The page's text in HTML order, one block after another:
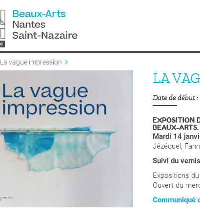
La vague impression
LA
Date de début
EXPOSITION
BEAUX-ARTS.
Mardi 14
Jézéquel,
Suivi du
Expositions
Ouvert du
Communiqué